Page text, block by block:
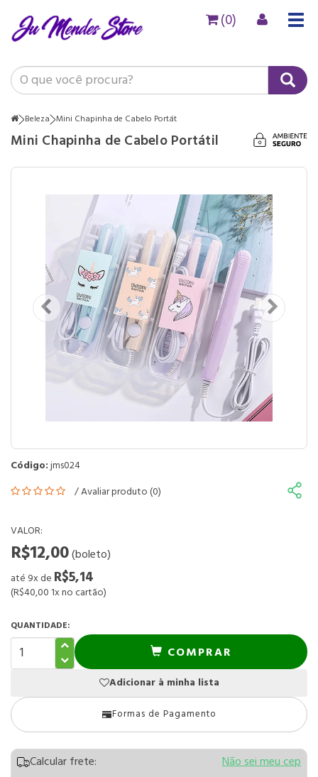
(0)
Beleza Mini Chapinha de Cabelo Portát
Mini Chapinha de Cabelo Portátil
Código:jms024
/Avaliar produto (0)
VALOR:
R$12,00(boleto)
até 9x de R$5,14
(R$40,00 1x no cartão)
QUANTIDADE:
COMPRAR
Adicionar à minha lista
Formas de Pagamento
Calcular frete: Não sei meu cep